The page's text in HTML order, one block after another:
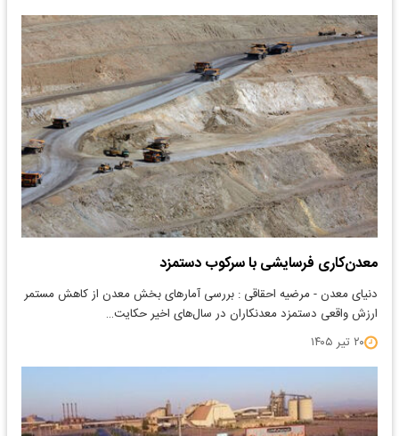
معدن‌کاری فرسایشی با سرکوب دستمزد
دنیای معدن - مرضیه احقاقی : بررسی آمارهای بخش معدن از کاهش مستمر
ارزش واقعی دستمزد معدنکاران در سال‌های اخیر حکایت…
۲۰ تیر ۱۴۰۵